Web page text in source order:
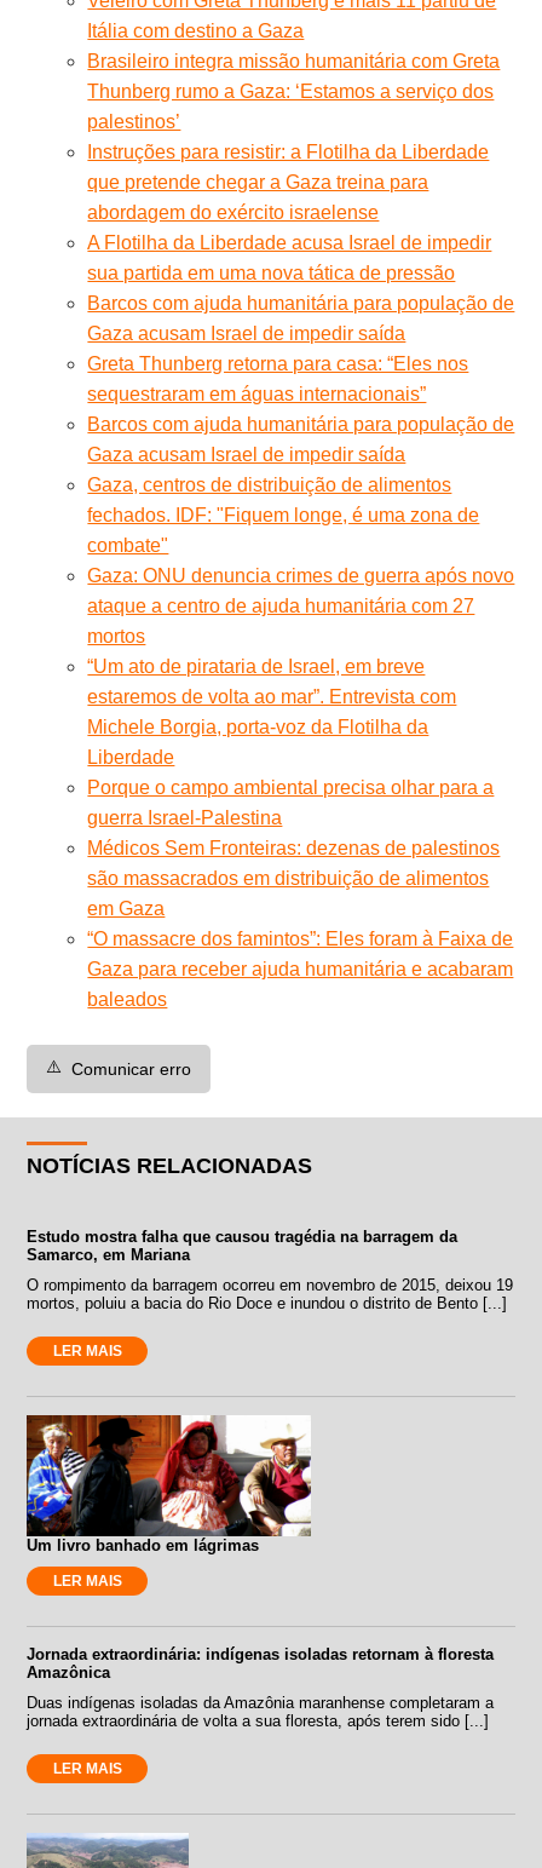
Itália com destino a Gaza
Brasileiro integra missão humanitária com Greta
Thunberg rumo a Gaza: ‘Estamos a serviço dos
palestinos’
Instruções para resistir: a Flotilha da Liberdade
que pretende chegar a Gaza treina para
abordagem do exército israelense
A Flotilha da Liberdade acusa Israel de impedir
sua partida em uma nova tática de pressão
Barcos com ajuda humanitária para população de
Gaza acusam Israel de impedir saída
Greta Thunberg retorna para casa: “Eles nos
sequestraram em águas internacionais”
Barcos com ajuda humanitária para população de
Gaza acusam Israel de impedir saída
Gaza, centros de distribuição de alimentos
fechados. IDF: "Fiquem longe, é uma zona de
combate"
Gaza: ONU denuncia crimes de guerra após novo
ataque a centro de ajuda humanitária com 27
mortos
“Um ato de pirataria de Israel, em breve
estaremos de volta ao mar”. Entrevista com
Michele Borgia, porta-voz da Flotilha da
Liberdade
Porque o campo ambiental precisa olhar para a
guerra Israel-Palestina
Médicos Sem Fronteiras: dezenas de palestinos
são massacrados em distribuição de alimentos
em Gaza
“O massacre dos famintos”: Eles foram à Faixa de
Gaza para receber ajuda humanitária e acabaram
baleados
⚠️ Comunicar erro
NOTÍCIAS RELACIONADAS
Estudo mostra falha que causou tragédia na barragem da
Samarco, em Mariana
O rompimento da barragem ocorreu em novembro de 2015, deixou 19
mortos, poluiu a bacia do Rio Doce e inundou o distrito de Bento [...]
LER MAIS
Um livro banhado em lágrimas
LER MAIS
Jornada extraordinária: indígenas isoladas retornam à floresta
Amazônica
Duas indígenas isoladas da Amazônia maranhense completaram a
jornada extraordinária de volta a sua floresta, após terem sido [...]
LER MAIS